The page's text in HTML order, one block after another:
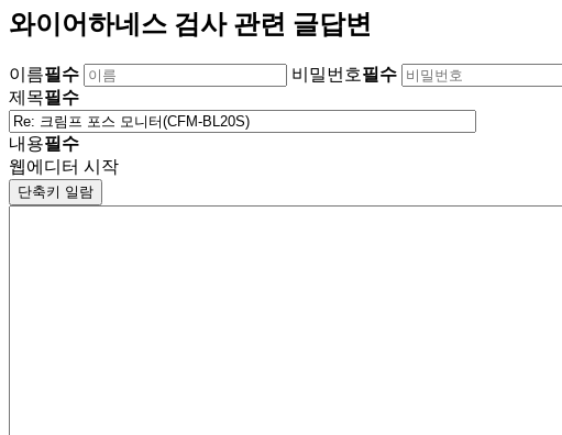
와이어하네스 검사 관련 글답변
이름필수 비밀번호필수
제목필수
내용필수
웹에디터 시작
단축키 일람